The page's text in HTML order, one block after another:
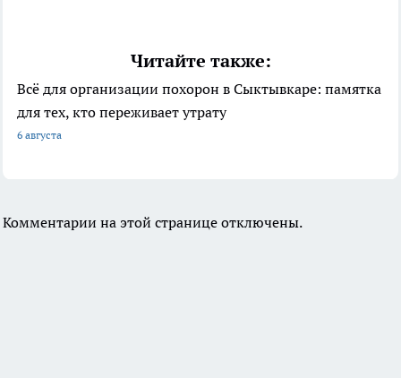
Читайте также:
Всё для организации похорон в Сыктывкаре: памятка
для тех, кто переживает утрату
6 августа
Комментарии на этой странице отключены.